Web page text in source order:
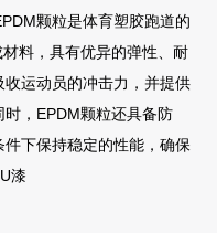
颗粒是体育塑胶跑道的
料，具有优异的弹性、耐
运动员的冲击力，并提供
，EPDM颗粒还具备防
下保持稳定的性能，确保
漆